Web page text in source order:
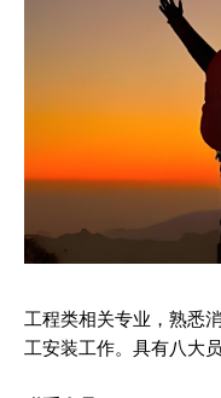
工程类相关专业，熟悉
工安装工作。具有八大